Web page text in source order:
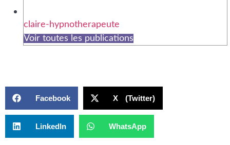
claire-hypnotherapeute
Voir toutes les publications
Facebook X (Twitter)
LinkedIn WhatsApp